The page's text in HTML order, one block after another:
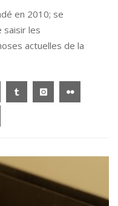
en 2010; se
saisir les
actuelles de la